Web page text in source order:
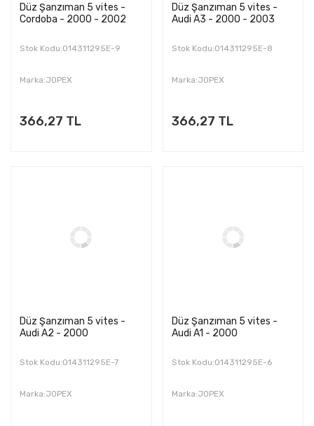
Düz Şanzıman 5 vites -
Cordoba - 2000 - 2002
Stok Kodu:014311295E-9
Marka:JOPEX
366,27 TL
Düz Şanzıman 5 vites -
Audi A3 - 2000 - 2003
Stok Kodu:014311295E-8
Marka:JOPEX
366,27 TL
Düz Şanzıman 5 vites -
Audi A2 - 2000
Stok Kodu:014311295E-7
Marka:JOPEX
Düz Şanzıman 5 vites -
Audi A1 - 2000
Stok Kodu:014311295E-6
Marka:JOPEX